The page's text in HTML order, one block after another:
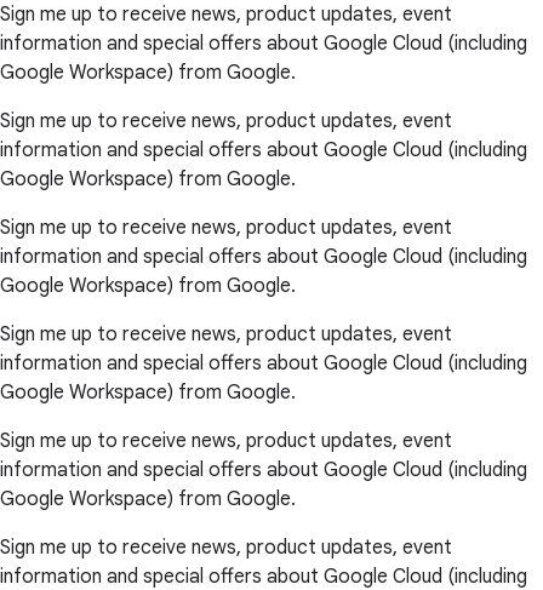
Sign me up to receive news, product updates, event
information and special offers about Google Cloud (including
Google Workspace) from Google.
Sign me up to receive news, product updates, event
information and special offers about Google Cloud (including
Google Workspace) from Google.
Sign me up to receive news, product updates, event
information and special offers about Google Cloud (including
Google Workspace) from Google.
Sign me up to receive news, product updates, event
information and special offers about Google Cloud (including
Google Workspace) from Google.
Sign me up to receive news, product updates, event
information and special offers about Google Cloud (including
Google Workspace) from Google.
Sign me up to receive news, product updates, event
information and special offers about Google Cloud (including